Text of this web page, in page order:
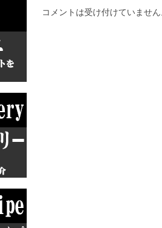
コメントは受け付けていませ